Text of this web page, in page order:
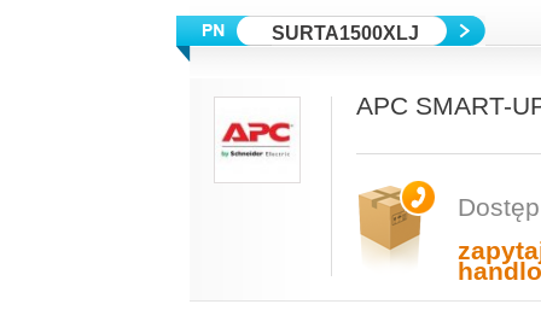
SURTA1500XLJ
APC SMART-